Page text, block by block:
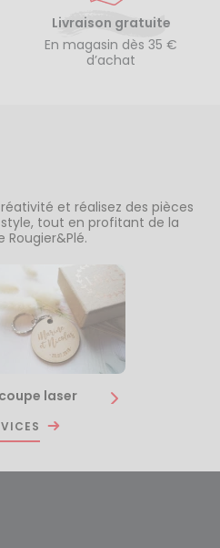
Livraison gratuite
En magasin dès 35 €
d’achat
et réalisez des pièces
tout en profitant de la
laser